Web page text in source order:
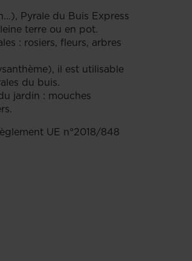
Pyrale du Buis Express
terre ou en pot.
: rosiers, fleurs, arbres
il est utilisable
du buis.
jardin : mouches
UE n°2018/848